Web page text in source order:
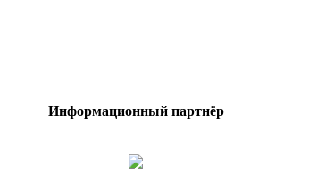
Информационный партнёр